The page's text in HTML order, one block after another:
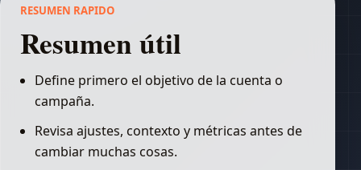
RESUMEN RAPIDO
Resumen útil
Define primero el objetivo de la cuenta o
campaña.
Revisa ajustes, contexto y métricas antes de
cambiar muchas cosas.